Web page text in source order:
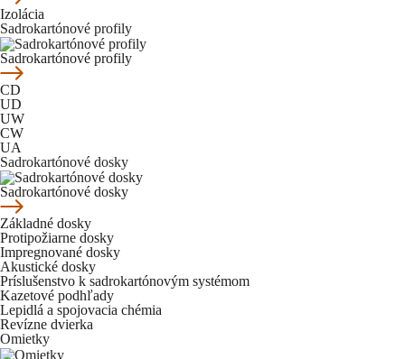
Izolácia
Sadrokartónové profily
Sadrokartónové profily
CD
UD
UW
CW
UA
Sadrokartónové dosky
Sadrokartónové dosky
Základné dosky
Protipožiarne dosky
Impregnované dosky
Akustické dosky
Príslušenstvo k sadrokartónovým systémom
Kazetové podhľady
Lepidlá a spojovacia chémia
Revízne dvierka
Omietky